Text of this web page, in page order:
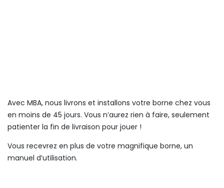
Avec MBA, nous livrons et installons votre borne chez vous
en moins de 45 jours. Vous n’aurez rien à faire, seulement
patienter la fin de livraison pour jouer !
Vous recevrez en plus de votre magnifique borne, un
manuel d’utilisation.